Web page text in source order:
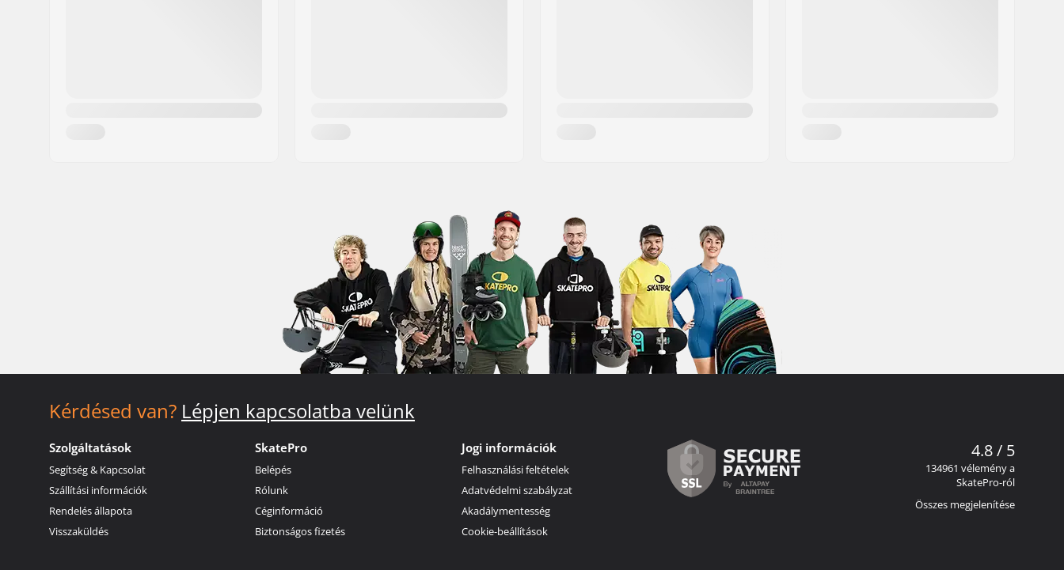
Kérdésed van? Lépjen kapcsolatba velünk
Szolgáltatások
Segítség & Kapcsolat
Szállítási információk
Rendelés állapota
Visszaküldés
SkatePro
Belépés
Rólunk
Céginformáció
Biztonságos fizetés
Jogi információk
Felhasználási feltételek
Adatvédelmi szabályzat
Akadálymentesség
Cookie-beállítások
4.8 / 5
134961 vélemény a
SkatePro-ról
Összes megjelenítése